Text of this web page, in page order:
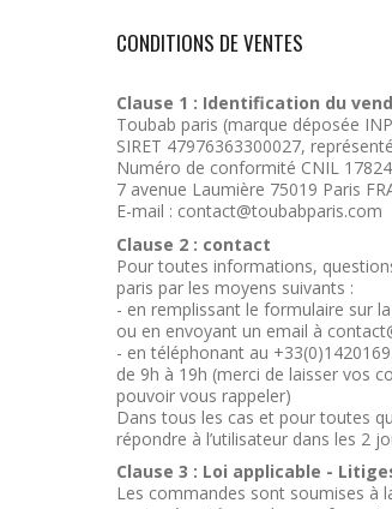
CONDITIONS DE VENTES
Clause 1 : Identification du
Toubab paris (marque déposée
SIRET 47976363300027,
Numéro de conformité CNIL
7 avenue Laumière 75019 Paris
E-mail : contact@toubabparis.com
Clause 2 : contact
Pour toutes informations,
paris par les moyens suivants :
- en remplissant le formulaire sur
ou en envoyant un email à
- en téléphonant au
de 9h à 19h (merci de laisser vos
pouvoir vous rappeler)
Dans tous les cas et pour toutes
répondre à l’utilisateur dans les 2
Clause 3 : Loi applicable -
Les commandes sont soumises à